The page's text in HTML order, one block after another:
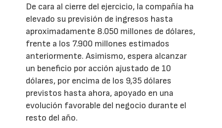
De cara al cierre del ejercicio, la compañía ha
elevado su previsión de ingresos hasta
aproximadamente 8.050 millones de dólares,
frente a los 7.900 millones estimados
anteriormente. Asimismo, espera alcanzar
un beneficio por acción ajustado de 10
dólares, por encima de los 9,35 dólares
previstos hasta ahora, apoyado en una
evolución favorable del negocio durante el
resto del año.